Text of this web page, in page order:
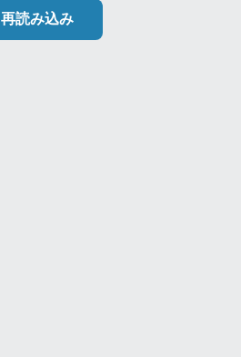
再読み込み